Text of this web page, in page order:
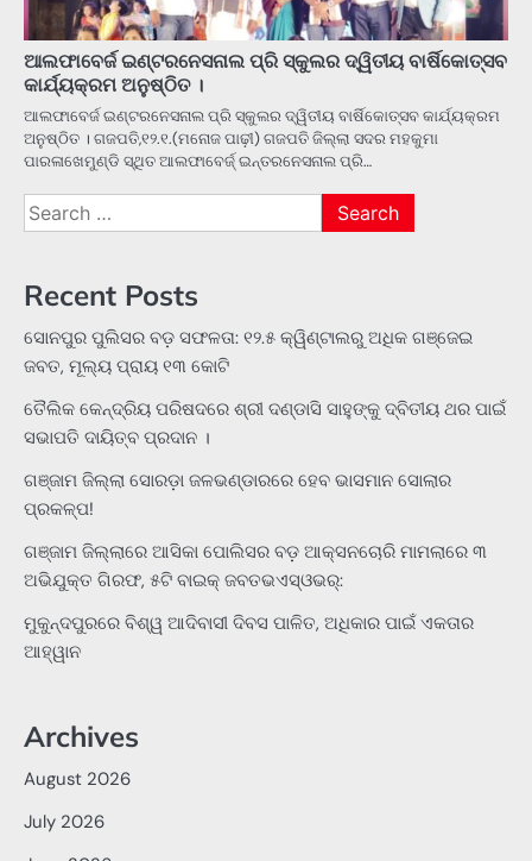
ଆଲଫାବେର୍ଜ ଇଣ୍ଟରନେସନାଲ ପ୍ରି ସ୍କୁଲର ଦ୍ୱିତୀୟ ବାର୍ଷିକୋତ୍ସବ
କାର୍ଯ୍ୟକ୍ରମ ଅନୁଷ୍ଠିତ ।
ଆଲଫାବେର୍ଜ ଇଣ୍ଟରନେସନାଲ ପ୍ରି ସ୍କୁଲର ଦ୍ୱିତୀୟ ବାର୍ଷିକୋତ୍ସବ କାର୍ଯ୍ୟକ୍ରମ
ଅନୁଷ୍ଠିତ । ଗଜପତି,୧୨.୧.(ମନୋଜ ପାଢ଼ୀ) ଗଜପତି ଜିଲ୍ଲା ସଦର ମହକୁମା
ପାରଳାଖେମୁଣ୍ଡି ସ୍ଥିତ ଆଲଫାବେର୍ଜ୍ ଇନ୍ତରନେସନାଲ ପ୍ରି…
Search
for:
Recent Posts
ସୋନପୁର ପୁଲିସର ବଡ଼ ସଫଳତା: ୧୨.୫ କ୍ୱିଣ୍ଟାଲରୁ ଅଧିକ ଗଞ୍ଜେଇ
ଜବତ, ମୂଲ୍ୟ ପ୍ରାୟ ୧୩ କୋଟି
ତୈଲିକ କେନ୍ଦ୍ରିୟ ପରିଷଦରେ ଶ୍ରୀ ଦଣ୍ଡାସି ସାହୁଙ୍କୁ ଦ୍ବିତୀୟ ଥର ପାଇଁ
ସଭାପତି ଦାୟିତ୍ବ ପ୍ରଦାନ ।
ଗଞ୍ଜାମ ଜିଲ୍ଲା ସୋରଡ଼ା ଜଳଭଣ୍ଡାରରେ ହେବ ଭାସମାନ ସୋଲାର
ପ୍ରକଳ୍ପ!
ଗଞ୍ଜାମ ଜିଲ୍ଲାରେ ଆସିକା ପୋଲିସର ବଡ଼ ଆକ୍ସନଚୋରି ମାମଲାରେ ୩
ଅଭିଯୁକ୍ତ ଗିରଫ, ୫ଟି ବାଇକ୍ ଜବତଭଏସ୍‌ଓଭର୍:
ମୁକୁନ୍ଦପୁରରେ ବିଶ୍ୱ ଆଦିବାସୀ ଦିବସ ପାଳିତ, ଅଧିକାର ପାଇଁ ଏକତାର
ଆହ୍ୱାନ
Archives
August 2026
July 2026